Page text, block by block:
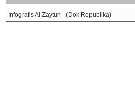
Infografis Al Zaytun - (Dok Republika)